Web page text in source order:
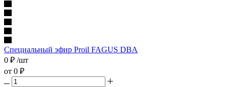
Специальный эфир Proil FAGUS DBA
0 ₽ /шт
от 0 ₽